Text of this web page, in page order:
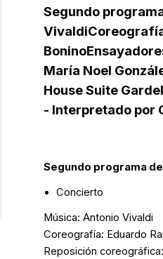
Segundo
María Noel
House Suite
- Interpretado por
Segundo programa
Concierto
Música: Antonio Vivaldi
Coreografía: Eduardo
Reposición